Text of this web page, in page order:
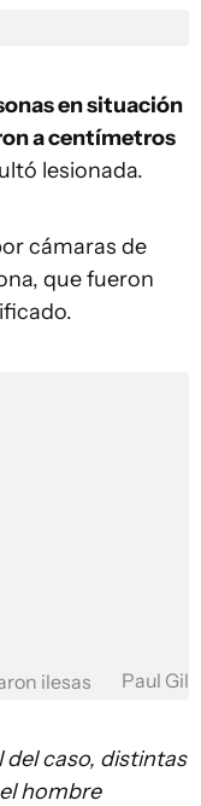
en situación
a centímetros
lesionada.
cámaras de
que fueron
ilesas Paul Gil
caso, distintas
hombre